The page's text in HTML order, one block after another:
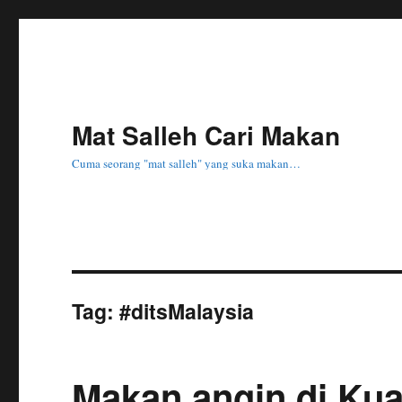
Mat Salleh Cari Makan
Cuma seorang "mat salleh" yang suka makan…
Tag:#ditsMalaysia